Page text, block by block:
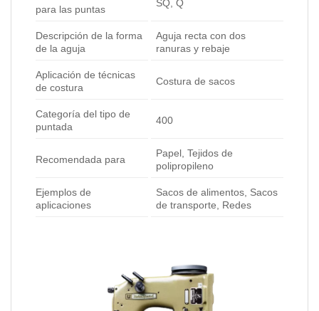
para las puntas
SQ, Q
Descripción de la forma
de la aguja
Aguja recta con dos
ranuras y rebaje
Aplicación de técnicas
de costura
Costura de sacos
Categoría del tipo de
puntada
400
Recomendada para
Papel, Tejidos de
polipropileno
Ejemplos de
aplicaciones
Sacos de alimentos, Sacos
de transporte, Redes